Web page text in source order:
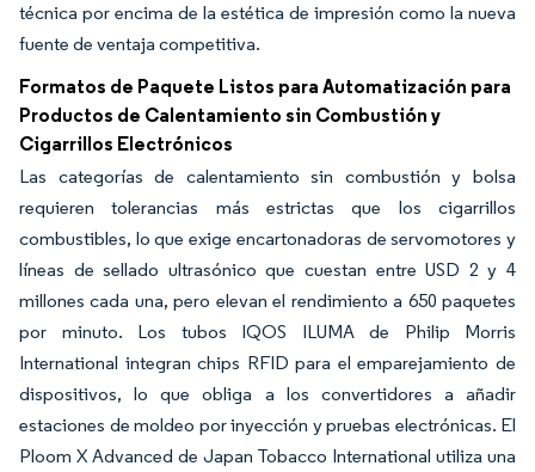
técnica por encima de la estética de impresión como la nueva
fuente de ventaja competitiva.
Formatos de Paquete Listos para Automatización para
Productos de Calentamiento sin Combustión y
Cigarrillos Electrónicos
Las categorías de calentamiento sin combustión y bolsa
requieren tolerancias más estrictas que los cigarrillos
combustibles, lo que exige encartonadoras de servomotores y
líneas de sellado ultrasónico que cuestan entre USD 2 y 4
millones cada una, pero elevan el rendimiento a 650 paquetes
por minuto. Los tubos IQOS ILUMA de Philip Morris
International integran chips RFID para el emparejamiento de
dispositivos, lo que obliga a los convertidores a añadir
estaciones de moldeo por inyección y pruebas electrónicas. El
Ploom X Advanced de Japan Tobacco International utiliza una